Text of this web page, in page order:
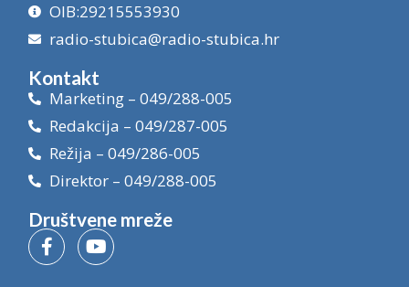
OIB:29215553930
radio-stubica@radio-stubica.hr
Kontakt
Marketing – 049/288-005
Redakcija – 049/287-005
Režija – 049/286-005
Direktor – 049/288-005
Društvene mreže